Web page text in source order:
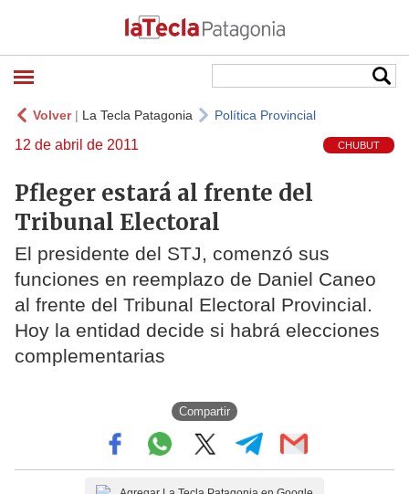
Volver| La Tecla Patagonia Política Provincial
12 de abril de 2011 CHUBUT
Pfleger estará al frente del
Tribunal Electoral
El presidente del STJ, comenzó sus
funciones en reemplazo de Daniel Caneo
al frente del Tribunal Electoral Provincial.
Hoy la entidad decide si habrá elecciones
complementarias
Compartir